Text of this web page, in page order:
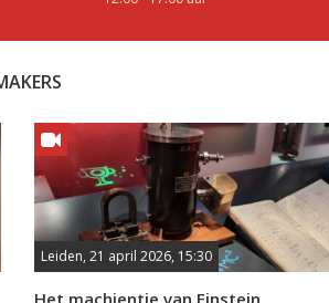
Leiden, 21 april 2026, 15:30
Het machientje van Einstein